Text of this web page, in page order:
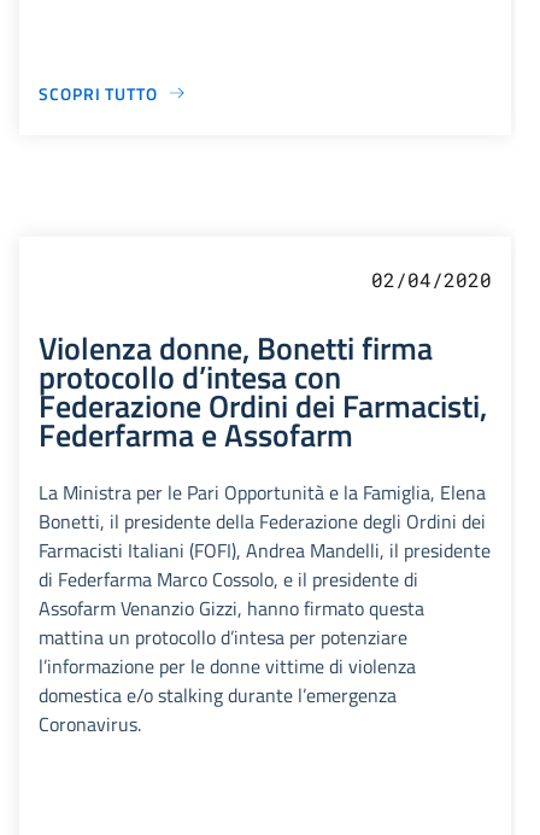
SCOPRI TUTTO
02/04/2020
Violenza donne, Bonetti firma
protocollo d’intesa con
Federazione Ordini dei Farmacisti,
Federfarma e Assofarm
La Ministra per le Pari Opportunità e la Famiglia, Elena
Bonetti, il presidente della Federazione degli Ordini dei
Farmacisti Italiani (FOFI), Andrea Mandelli, il presidente
di Federfarma Marco Cossolo, e il presidente di
Assofarm Venanzio Gizzi, hanno firmato questa
mattina un protocollo d’intesa per potenziare
l’informazione per le donne vittime di violenza
domestica e/o stalking durante l’emergenza
Coronavirus.